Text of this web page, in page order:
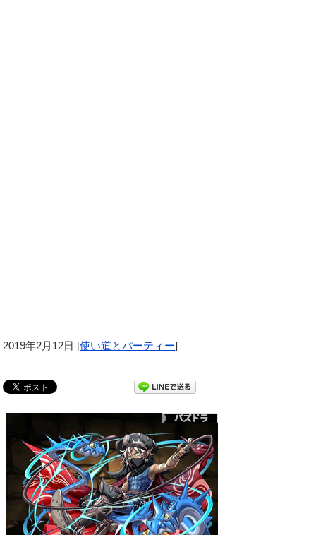
2019年2月12日 [使い道とパーティー]